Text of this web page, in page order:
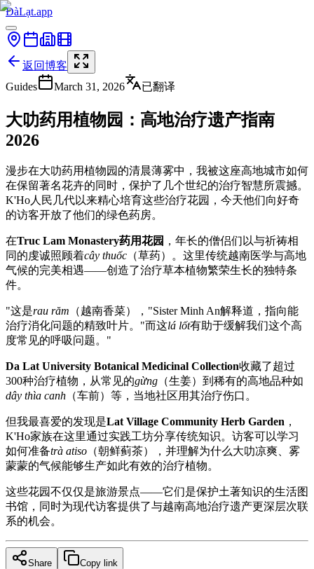
ĐàLạt.app
返回博客
Guides
March 31, 2026 已翻译
大叻药用植物园：高地治疗遗产指南
2026
漫步在大叻药用植物园的清晨薄雾中，我被这座高地城市如何
在保留著名花卉的同时，保护了几个世纪的治疗智慧所震撼。
K'Ho人民几代以来精心培育这些治疗花园，今天他们向好奇
的访客开放了他们的绿色药房。
在Truc Lam Monastery药用花园 ，年长的僧侣们以与祈祷相
同的虔诚照顾着cây thuốc （草药）。这里传统越南医学与高地
气候的完美相遇——创造了治疗草本植物繁荣生长的独特条
件。
"这是rau răm （越南香菜），"Sister Minh An解释道，指向能
治疗消化问题的精致叶片。"而这lá lốt有助于缓解我们这个高
度常见的呼吸问题。"
Da Lat University Botanical Medicinal Collection收藏了超过
300种治疗植物，从常见的gừng （生姜）到稀有的高地品种如
dây thìa canh （车前）等，当地社区用其治疗伤口。
但我最喜爱的发现是Lat Village Community Herb Garden ，
K'Ho家族在这里通过实践工坊分享传统知识。访客可以学习
如何准备trà atiso （朝鲜蓟茶），并理解为什么大叻凉爽、雾
蒙蒙的气候能够生产如此有效的治疗植物。
这些花园不仅仅是旅游景点——它们是保护土著知识的生活图
书馆，同时为现代访客提供了与越南高地治疗遗产更深层次联
系的机会。
Share Copy link